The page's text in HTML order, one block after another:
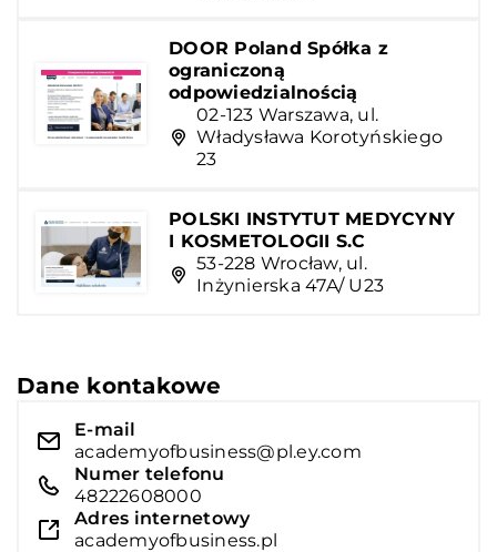
DOOR Poland Spółka z
ograniczoną
odpowiedzialnością
02-123 Warszawa, ul.
Władysława Korotyńskiego
23
POLSKI INSTYTUT MEDYCYNY
I KOSMETOLOGII S.C
53-228 Wrocław, ul.
Inżynierska 47A/ U23
Dane kontakowe
E-mail
academyofbusiness@pl.ey.com
Numer telefonu
48222608000
Adres internetowy
academyofbusiness.pl